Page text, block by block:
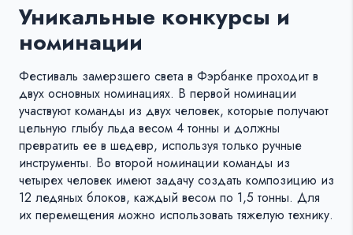
Уникальные конкурсы и
номинации
Фестиваль замерзшего света в Фэрбанке проходит в
двух основных номинациях. В первой номинации
участвуют команды из двух человек, которые получают
цельную глыбу льда весом 4 тонны и должны
превратить ее в шедевр, используя только ручные
инструменты. Во второй номинации команды из
четырех человек имеют задачу создать композицию из
12 ледяных блоков, каждый весом по 1,5 тонны. Для
их перемещения можно использовать тяжелую технику.